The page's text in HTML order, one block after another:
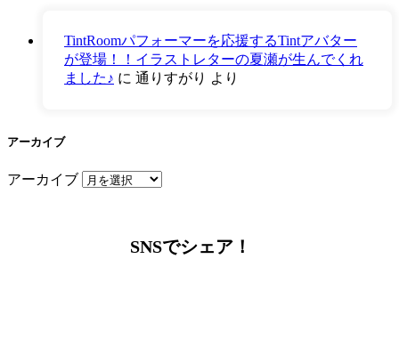
TintRoomパフォーマーを応援するTintアバター
が登場！！イラストレターの夏瀬が生んでくれ
ました♪ に 通りすがり より
アーカイブ
アーカイブ
SNSでシェア！